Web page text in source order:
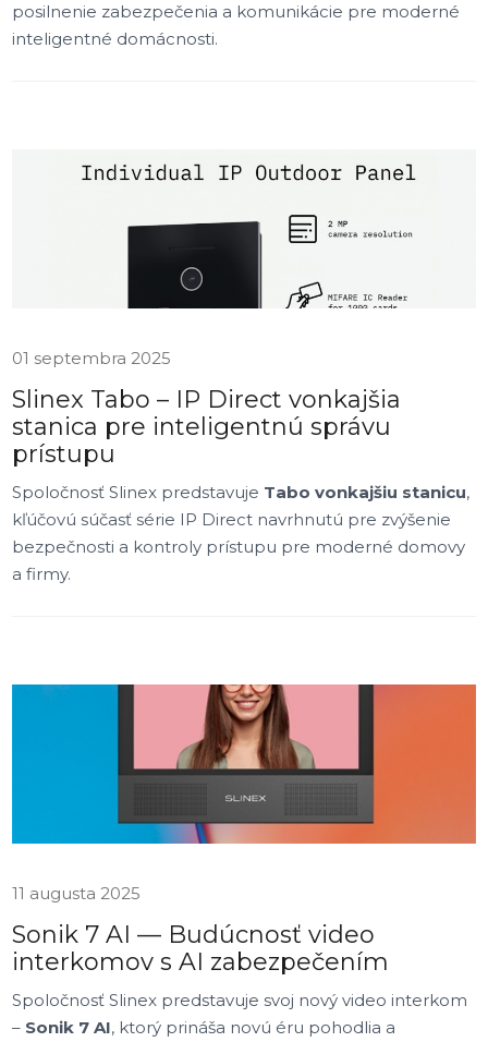
posilnenie zabezpečenia a komunikácie pre moderné
inteligentné domácnosti.
01 septembra 2025
Slinex Tabo – IP Direct vonkajšia
stanica pre inteligentnú správu
prístupu
Spoločnosť Slinex predstavuje Tabo vonkajšiu stanicu,
kľúčovú súčasť série IP Direct navrhnutú pre zvýšenie
bezpečnosti a kontroly prístupu pre moderné domovy
a firmy.
11 augusta 2025
Sonik 7 AI — Budúcnosť video
interkomov s AI zabezpečením
Spoločnosť Slinex predstavuje svoj nový video interkom
– Sonik 7 AI, ktorý prináša novú éru pohodlia a